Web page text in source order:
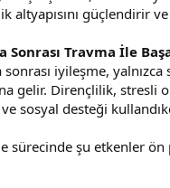
altyapısını güçlendirir
Sonrası Travma İle
sonrası iyileşme,
gelir. Dirençlilik, stresli
sosyal desteği
sürecinde şu etkenler ön